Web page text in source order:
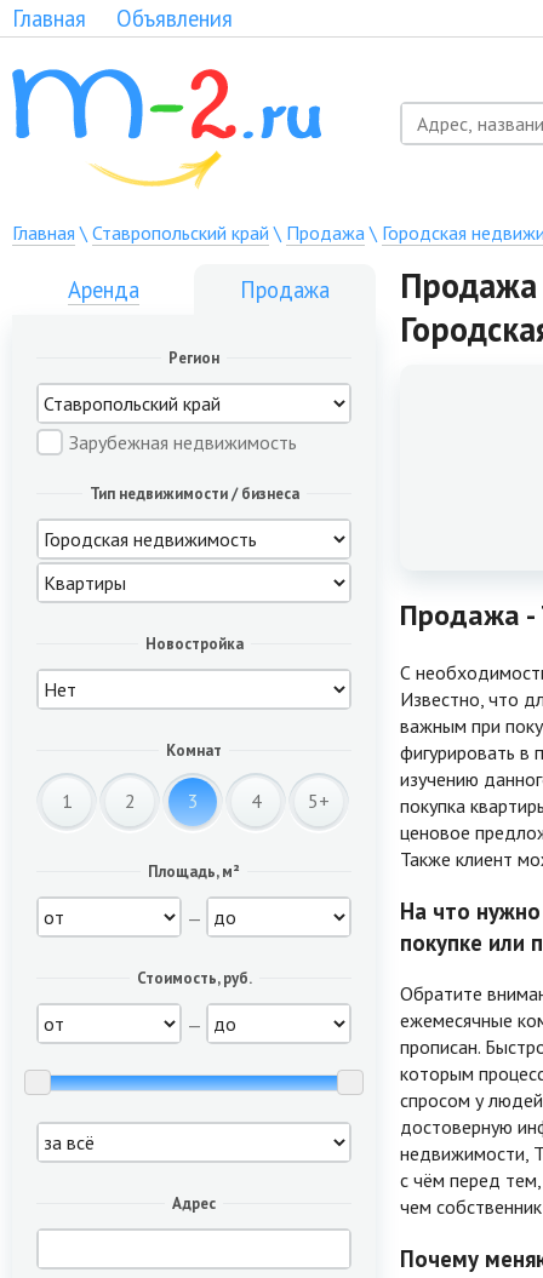
Главная Объявления
Главная \ Ставропольский край \ Продажа\ Городская
Аренда Продажа
Регион
Зарубежная недвижимость
Тип недвижимости / бизнеса
Новостройка
Комнат
1 2 3 4 5+
Площадь, м²
—
Стоимость, руб.
—
Адрес
Продажа
Продажа -
С
Известно, что
важным при
фигурировать в
изучению
покупка
ценовое
Также клиент
На что
покупке или
Обратите
ежемесячные
прописан.
которым
спросом у
достоверную
недвижимости,
с чём перед тем,
чем
Почему